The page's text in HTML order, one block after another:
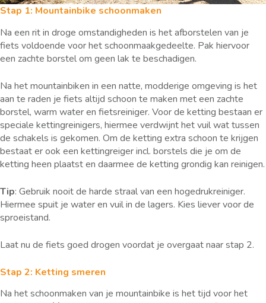
Stap 1: Mountainbike schoonmaken
Na een rit in droge omstandigheden is het afborstelen van je
fiets voldoende voor het schoonmaakgedeelte. Pak hiervoor
een zachte borstel om geen lak te beschadigen.
Na het mountainbiken in een natte, modderige omgeving is het
aan te raden je fiets altijd schoon te maken met een zachte
borstel, warm water en fietsreiniger. Voor de ketting bestaan er
speciale kettingreinigers, hiermee verdwijnt het vuil wat tussen
de schakels is gekomen. Om de ketting extra schoon te krijgen
bestaat er ook een kettingreiger incl. borstels die je om de
ketting heen plaatst en daarmee de ketting grondig kan reinigen.
Tip: Gebruik nooit de harde straal van een hogedrukreiniger.
Hiermee spuit je water en vuil in de lagers. Kies liever voor de
sproeistand.
Laat nu de fiets goed drogen voordat je overgaat naar stap 2.
Stap 2: Ketting smeren
Na het schoonmaken van je mountainbike is het tijd voor het